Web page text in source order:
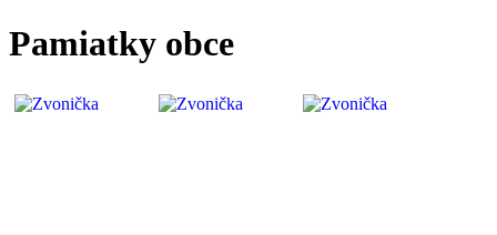
Pamiatky obce